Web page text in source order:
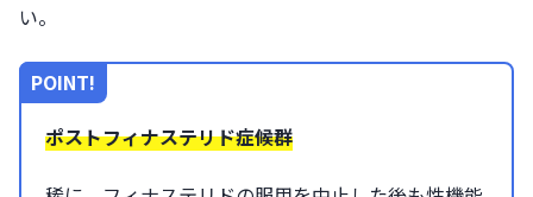
い。
POINT!
ポストフィナステリド症候群